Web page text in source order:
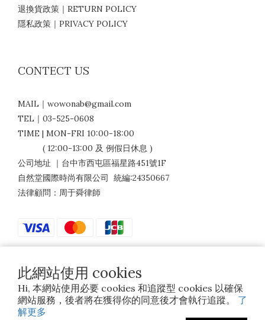
此網站使用 cookies
Hi, 本網站使用必要 cookies 和追蹤型 cookies 以確保
網站服務，後者將在獲得你的同意後才會執行追蹤。 了
解更多
退換貨政策｜RETURN POLICY
隱私政策｜PRIVACY POLICY
CONTECT US
MAIL｜wowonab@gmail.com
TEL｜03-525-0608
TIME | MON-FRI 10:00-18:00
( 12:00-13:00 及 例假日休息 )
公司地址 ｜台中市西屯區福星路451號1F
自然堂國際時尚有限公司 統編:24350667
法律顧問：周于舜律師
$ TWD 繁體中文